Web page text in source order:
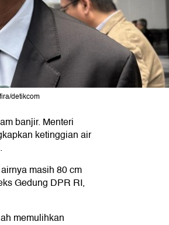
detikcom
banjir. Menteri
ketinggian air
masih 80 cm
Gedung DPR RI,
memulihkan